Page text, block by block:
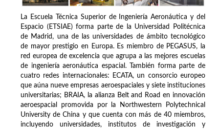
La Escuela Técnica Superior de Ingeniería Aeronáutica y del
Espacio (ETSIAE) forma parte de la Universidad Politécnica
de Madrid, una de las universidades de ámbito tecnológico
de mayor prestigio en Europa. Es miembro de PEGASUS, la
red europea de excelencia que agrupa a las mejores escuelas
de ingeniería aeronáutica espacial. También forma parte de
cuatro redes internacionales: ECATA, un consorcio europeo
que aúna nueve empresas aeroespaciales y siete instituciones
universitarias; BRAIA, la alianza Belt and Road en innovación
aeroespacial promovida por la Northwestern Polytechnical
University de China y que cuenta con más de 40 miembros,
incluyendo universidades, institutos de investigación y